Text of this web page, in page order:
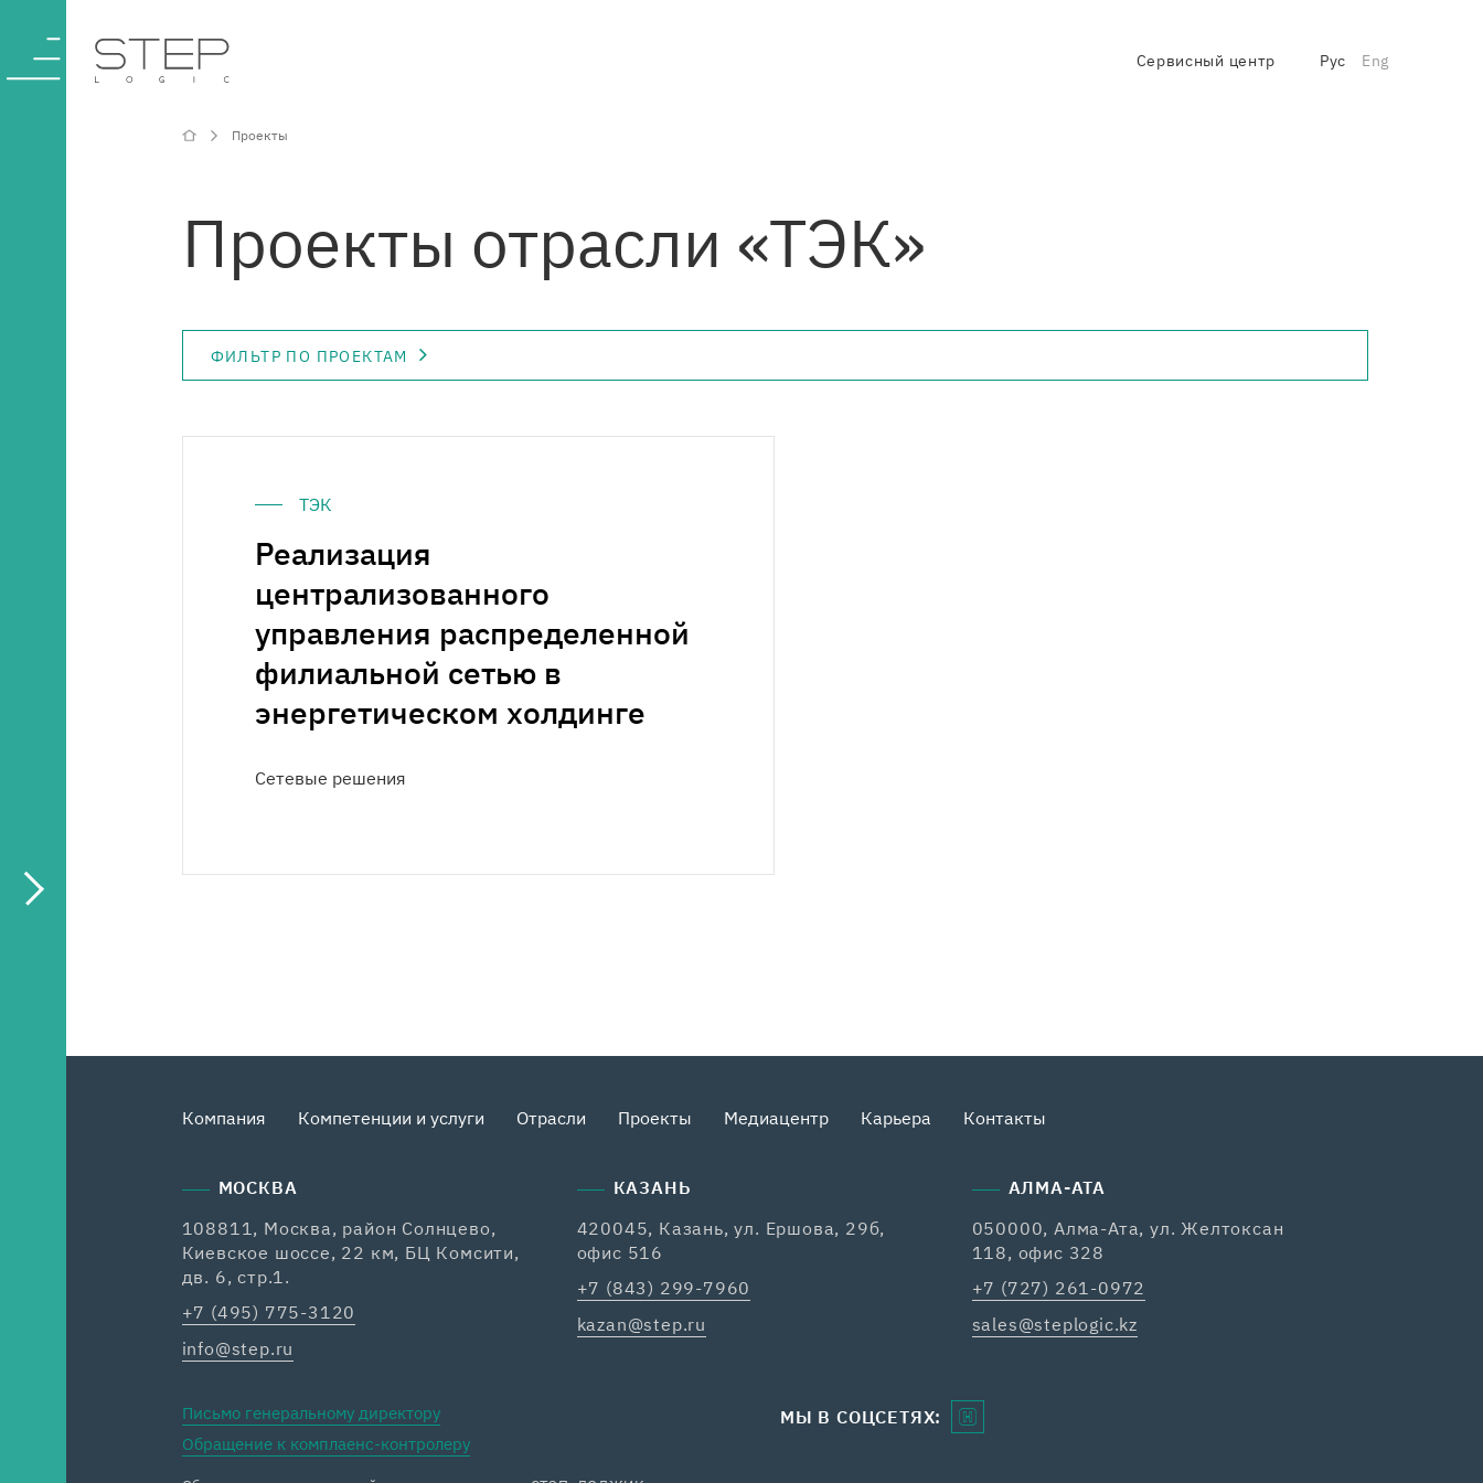
Проекты
Проекты отрасли «ТЭК»
ФИЛЬТР ПО ПРОЕКТАМ
ТЭК
Реализация
централизованного
управления распределенной
филиальной сетью в
энергетическом холдинге
Сетевые решения
Компетенции и
Отрасли
Проекты
Медиацентр
Сервисный центр Рус Eng
Компания Компетенции и услуги Отрасли Проекты Медиацентр Карьера Контакты
МОСКВА
108811, Москва, район Солнцево,
Киевское шоссе, 22 км, БЦ Комсити,
дв. 6, стр.1.
+7 (495) 775-3120
info@step.ru
КАЗАНЬ
420045, Казань, ул. Ершова, 29б,
офис 516
+7 (843) 299-7960
kazan@step.ru
АЛМА-АТА
050000, Алма-Ата, ул. Желтоксан
118, офис 328
+7 (727) 261-0972
sales@steplogic.kz
Письмо генеральному директору
Обращение к комплаенс-контролеру
МЫ В СОЦСЕТЯХ: